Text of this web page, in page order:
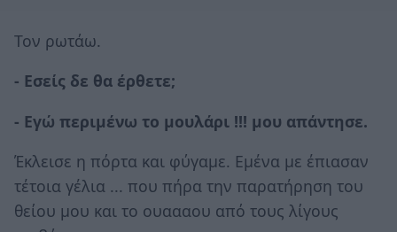
Τον ρωτάω.
- Εσείς δε θα έρθετε;
- Εγώ περιμένω το μουλάρι !!! μου απάντησε.
Έκλεισε η πόρτα και φύγαμε. Εμένα με έπιασαν
τέτοια γέλια ... που πήρα την παρατήρηση του
θείου μου και το ουαααου από τους λίγους